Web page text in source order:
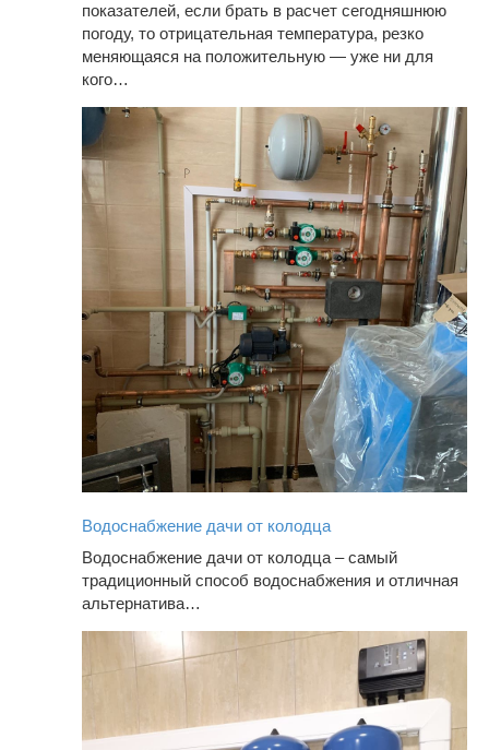
показателей, если брать в расчет сегодняшнюю
погоду, то отрицательная температура, резко
меняющаяся на положительную — уже ни для
кого…
Водоснабжение дачи от колодца
Водоснабжение дачи от колодца – самый
традиционный способ водоснабжения и отличная
альтернатива…